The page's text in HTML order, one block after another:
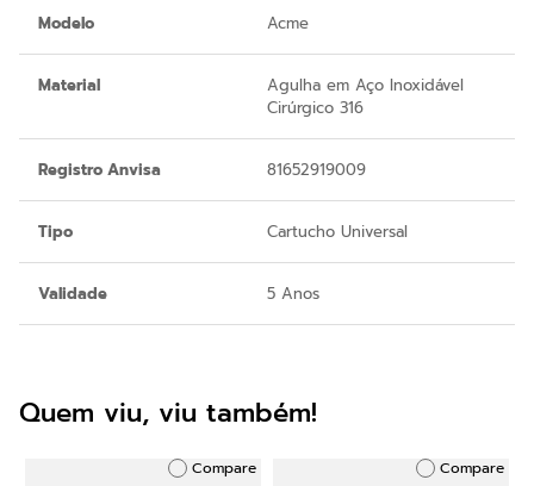
Modelo Acme
Material
Agulha em Aço Inoxidável
Cirúrgico 316
Registro Anvisa 81652919009
Tipo Cartucho Universal
Validade 5 Anos
Quem viu, viu também!
Compare Compare